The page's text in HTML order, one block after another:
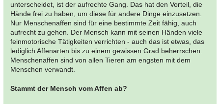
unterscheidet, ist der aufrechte Gang. Das hat den Vorteil, die
Hände frei zu haben, um diese für andere Dinge einzusetzen.
Nur Menschenaffen sind für eine bestimmte Zeit fähig, auch
aufrecht zu gehen. Der Mensch kann mit seinen Händen viele
feinmotorische Tätigkeiten verrichten - auch das ist etwas, das
lediglich Affenarten bis zu einem gewissen Grad beherrschen.
Menschenaffen sind von allen Tieren am engsten mit dem
Menschen verwandt.
Stammt der Mensch vom Affen ab?